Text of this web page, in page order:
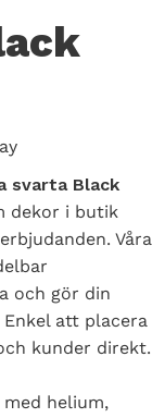
svarta Black
dekor i butik
Våra
och gör din
att placera
kunder direkt.
helium,